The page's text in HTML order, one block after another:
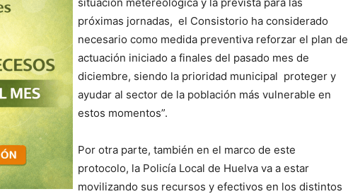
próximas jornadas, el Consistorio ha considerado
necesario como medida preventiva reforzar el plan de
actuación iniciado a finales del pasado mes de
diciembre, siendo la prioridad municipal proteger y
ayudar al sector de la población más vulnerable en
estos momentos”.
Por otra parte, también en el marco de este
protocolo, la Policía Local de Huelva va a estar
movilizando sus recursos y efectivos en los distintos